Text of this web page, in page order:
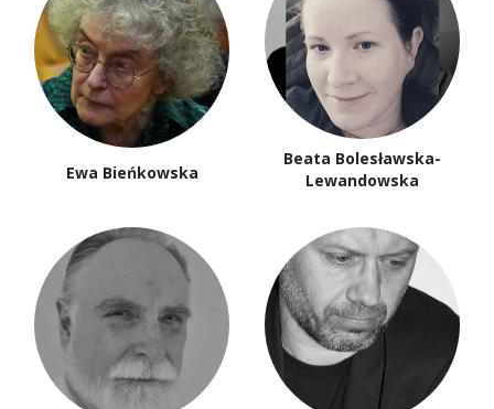
Ewa Bieńkowska
Beata Bolesławska-
Lewandowska